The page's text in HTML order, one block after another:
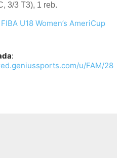
3/3 T3), 1 reb.
U18 Women’s AmeriCup
:
u/FAM/28